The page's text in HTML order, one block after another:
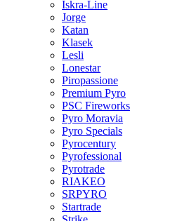
Iskra-Line
Jorge
Katan
Klasek
Lesli
Lonestar
Piropassione
Premium Pyro
PSC Fireworks
Pyro Moravia
Pyro Specials
Pyrocentury
Pyrofessional
Pyrotrade
RIAKEO
SRPYRO
Startrade